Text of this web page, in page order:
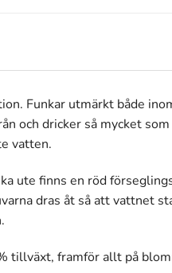
Funkar utmärkt både
och dricker så mycket
vatten.
ute finns en röd
dras åt så att vattnet
tillväxt, framför allt på